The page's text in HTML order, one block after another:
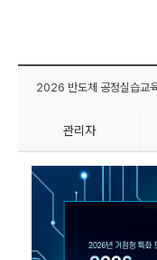
2026 반도체 공정실습교
관리자